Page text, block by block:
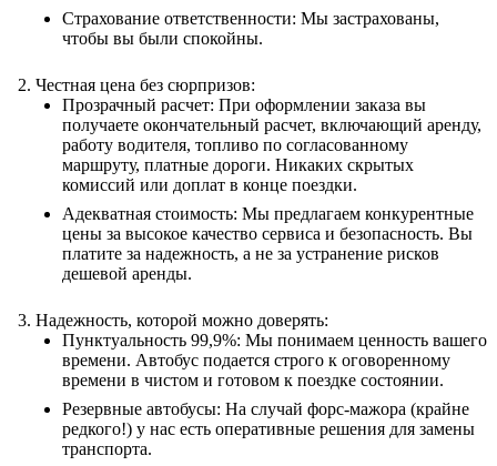
Страхование ответственности: Мы застрахованы,
чтобы вы были спокойны.
Честная цена без сюрпризов:
Прозрачный расчет: При оформлении заказа вы
получаете окончательный расчет, включающий аренду,
работу водителя, топливо по согласованному
маршруту, платные дороги. Никаких скрытых
комиссий или доплат в конце поездки.
Адекватная стоимость: Мы предлагаем конкурентные
цены за высокое качество сервиса и безопасность. Вы
платите за надежность, а не за устранение рисков
дешевой аренды.
Надежность, которой можно доверять:
Пунктуальность 99,9%: Мы понимаем ценность вашего
времени. Автобус подается строго к оговоренному
времени в чистом и готовом к поездке состоянии.
Резервные автобусы: На случай форс-мажора (крайне
редкого!) у нас есть оперативные решения для замены
транспорта.